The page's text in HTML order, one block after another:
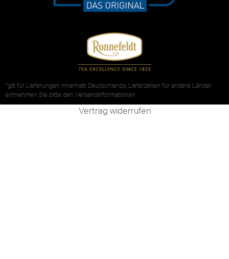
*gilt für Lieferungen innerhalb Deutschlands, Lieferzeiten für andere Länder
entnehmen Sie bitte den Versandinformationen
Vertrag widerrufen